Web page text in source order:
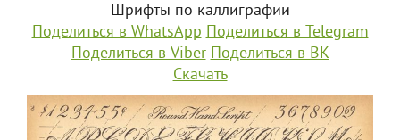
Шрифты по каллиграфии
Поделиться в WhatsApp Поделиться в Telegram
Поделиться в Viber Поделиться в ВК
Скачать